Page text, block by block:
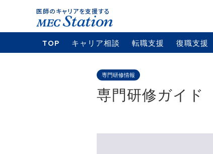
TOP キャリア相談 転職支援 復職支援
専門研修情報
専門研修ガイド